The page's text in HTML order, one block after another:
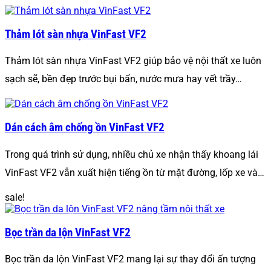
Thảm lót sàn nhựa VinFast VF2
Thảm lót sàn nhựa VinFast VF2 giúp bảo vệ nội thất xe luôn
sạch sẽ, bền đẹp trước bụi bẩn, nước mưa hay vết trầy…
Dán cách âm chống ồn VinFast VF2
Trong quá trình sử dụng, nhiều chủ xe nhận thấy khoang lái
VinFast VF2 vẫn xuất hiện tiếng ồn từ mặt đường, lốp xe và…
sale!
Bọc trần da lộn VinFast VF2
Bọc trần da lộn VinFast VF2 mang lại sự thay đổi ấn tượng